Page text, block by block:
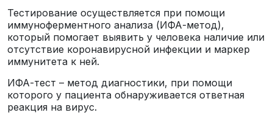
Тестирование осуществляется при помощи
иммуноферментного анализа (ИФА-метод),
который помогает выявить у человека наличие или
отсутствие коронавирусной инфекции и маркер
иммунитета к ней.
ИФА-тест – метод диагностики, при помощи
которого у пациента обнаруживается ответная
реакция на вирус.